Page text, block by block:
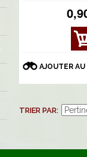
AJOUTER
TRIER PAR